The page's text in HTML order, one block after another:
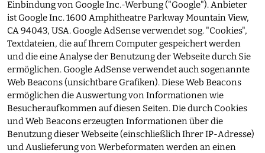
Einbindung von Google Inc.-Werbung ("Google"). Anbieter
ist Google Inc. 1600 Amphitheatre Parkway Mountain View,
CA 94043, USA. Google AdSense verwendet sog. "Cookies",
Textdateien, die auf Ihrem Computer gespeichert werden
und die eine Analyse der Benutzung der Webseite durch Sie
ermöglichen. Google AdSense verwendet auch sogenannte
Web Beacons (unsichtbare Grafiken). Diese Web Beacons
ermöglichen die Auswertung von Informationen wie
Besucheraufkommen auf diesen Seiten. Die durch Cookies
und Web Beacons erzeugten Informationen über die
Benutzung dieser Webseite (einschließlich Ihrer IP-Adresse)
und Auslieferung von Werbeformaten werden an einen